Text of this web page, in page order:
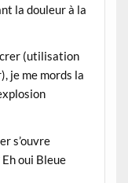
la douleur à la
(utilisation
je me mords la
s’ouvre
oui Bleue